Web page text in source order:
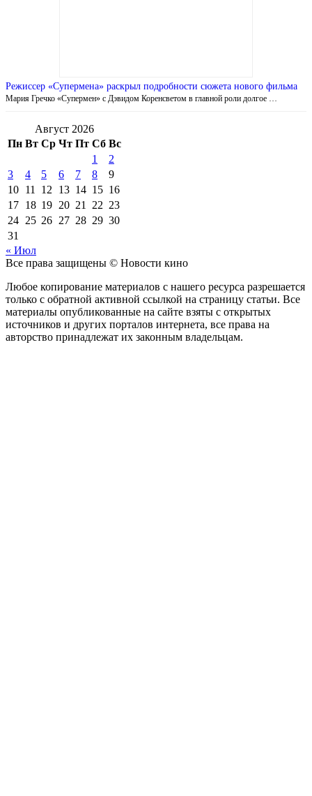
Режиссер «Супермена» раскрыл подробности сюжета нового фильма
Мария Гречко «Супермен» с Дэвидом Коренсветом в главной роли долгое …
Август 2026
Пн Вт Ср Чт Пт Сб Вс
1
2
3
4 5 6 7 8
9
10 11 12 13 14 15 16
17 18 19 20 21 22 23
24 25 26 27 28 29 30
31
« Июл
Все права защищены © Новости кино
Любое копирование материалов с нашего ресурса разрешается
только с обратной активной ссылкой на страницу статьи. Все
материалы опубликованные на сайте взяты с открытых
источников и других порталов интернета, все права на
авторство принадлежат их законным владельцам.